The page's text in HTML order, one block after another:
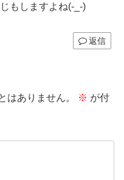
もしますよね(-_-)
返信
はありません。 ※ が付